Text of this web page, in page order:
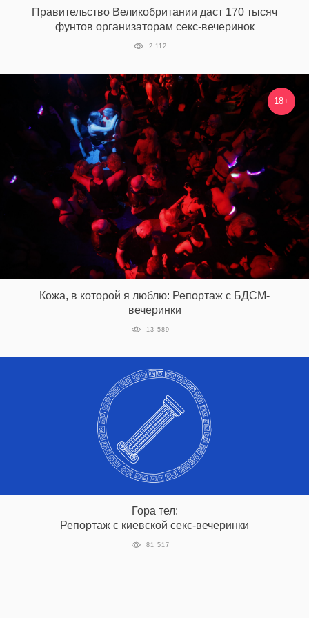
Правительство Великобритании даст 170 тысяч
фунтов организаторам секс-вечеринок
2 112
18+
Кожа, в которой я люблю: Репортаж с БДСМ-
вечеринки
13 589
Гора тел:
Репортаж с киевской секс-вечеринки
81 517